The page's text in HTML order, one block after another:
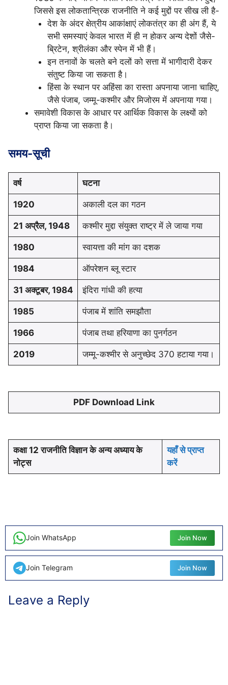
जिससे इस लोकतान्त्रिक राजनीति ने कई मुद्दों पर सीख ली है-
देश के अंदर क्षेत्रीय आकांक्षाएं लोकतंत्र का ही अंग हैं, ये
सभी समस्याएं केवल भारत में ही न होकर अन्य देशों जैसे-
ब्रिटेन, श्रीलंका और स्पेन में भी हैं।
इन तनावों के चलते बने दलों को सत्ता में भागीदारी देकर
संतुष्ट किया जा सकता है।
हिंसा के स्थान पर अहिंसा का रास्ता अपनाया जाना चाहिए,
जैसे पंजाब, जम्मू-कश्मीर और मिजोरम में अपनाया गया।
समावेशी विकास के आधार पर आर्थिक विकास के लक्ष्यों को
प्राप्त किया जा सकता है।
समय-सूची
वर्ष घटना
1920 अकाली दल का गठन
21 अप्रैल, 1948 कश्मीर मुद्दा संयुक्त राष्ट्र में ले जाया गया
1980 स्वायत्ता की मांग का दशक
1984 ऑपरेशन ब्लू स्टार
31 अक्टूबर, 1984 इंदिरा गांधी की हत्या
1985 पंजाब में शांति समझौता
1966 पंजाब तथा हरियाणा का पुनर्गठन
2019 जम्मू-कश्मीर से अनुच्छेद 370 हटाया गया।
PDF Download Link
कक्षा 12 राजनीति विज्ञान के अन्य अध्याय के
नोट्स
यहाँ से प्राप्त
करें
Join WhatsApp Join Now
Join Telegram Join Now
Leave a Reply